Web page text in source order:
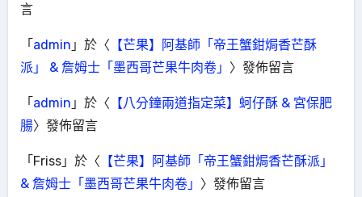
言
「admin 」於〈 【芒果】阿基師「帝王蟹鉗焗香芒酥
派」 & 詹姆士「墨西哥芒果牛肉卷」 〉發佈留言
「admin 」於〈 【八分鐘兩道指定菜】蚵仔酥 & 宮保肥
腸〉發佈留言
「Friss」於〈 【芒果】阿基師「帝王蟹鉗焗香芒酥派」
& 詹姆士「墨西哥芒果牛肉卷」 〉發佈留言